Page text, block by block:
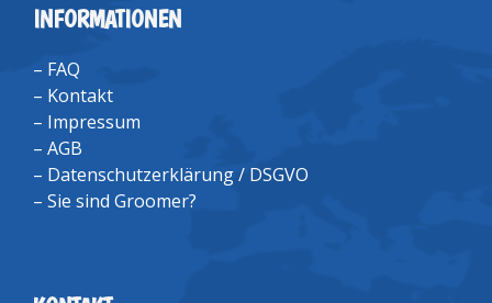
INFORMATIONEN
– FAQ
– Kontakt
– Impressum
– AGB
– Datenschutzerklärung / DSGVO
– Sie sind Groomer?